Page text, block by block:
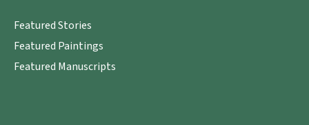
Featured Stories
Featured Paintings
Featured Manuscripts